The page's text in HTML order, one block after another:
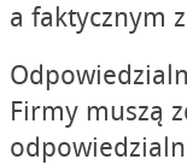
a faktycznym
Firmy muszą